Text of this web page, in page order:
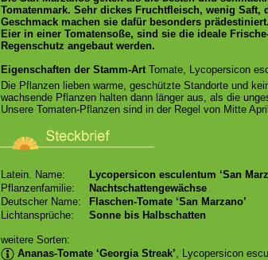
Tomatenmark. Sehr dickes Fruchtfleisch, wenig
Geschmack machen sie dafür besonders
Eier in einer Tomatensoße, sind sie die ideale
Regenschutz angebaut werden.
Eigenschaften der Stamm-ArtTomate, Lycopersicon
Die Pflanzen lieben warme, geschützte Standorte und
wachsende Pflanzen halten dann länger aus, als die
Unsere Tomaten-Pflanzen sind in der Regel von Mitte
Latein. Name:
Lycopersicon esculentum ‘San
Pflanzenfamilie:
Nachtschattengewächse
Deutscher Name:
Flaschen-Tomate ‘San Marzano’
Lichtansprüche:
Sonne bis Halbschatten
weitere Sorten:
Ananas-Tomate ‘Georgia Streak’ , Lycopersicon